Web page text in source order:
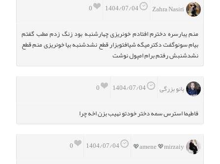
0
Zahra Nasiri
منم یبارسره دخترم افتادم خونریزی چهارشنبه بود زنگ زدم مطب گفتم
بیام سونوگفت دکترمیگه شیافتوبزار قطع نشدشنبه بیا خونریزی منم قطع
نشدشنبش رفتم برام امپول نوشت
0
بانو بزرگی
فاطیما استرس سمه دختر خودتو نهیب بزن اخه چرا
0
amene 💖mirzaiy💖